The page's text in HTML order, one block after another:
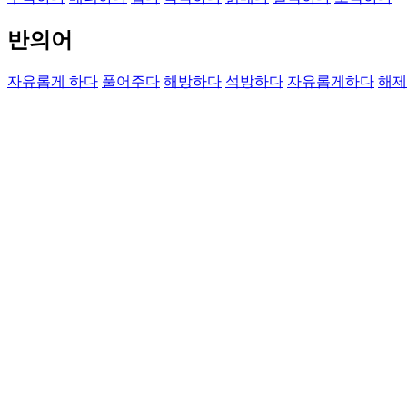
반의어
자유롭게 하다 풀어주다 해방하다 석방하다 자유롭게하다 해